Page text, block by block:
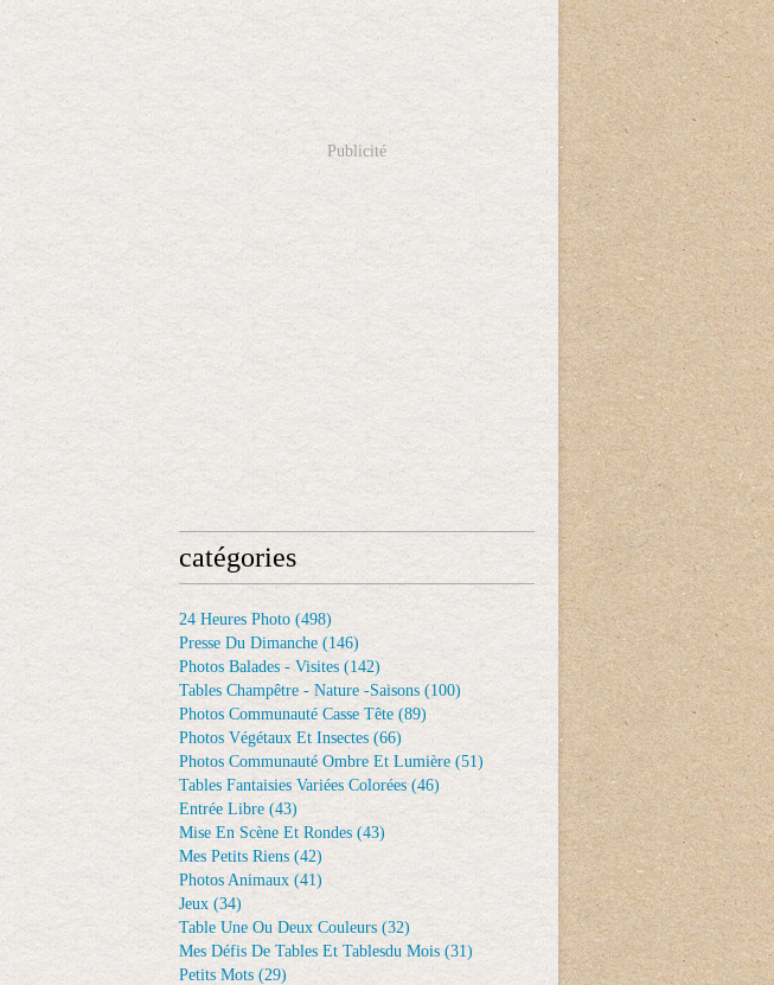
Publicité
catégories
24 Heures Photo (498)
Presse Du Dimanche (146)
Photos Balades - Visites (142)
Tables Champêtre - Nature -saisons (100)
Photos Communauté Casse Tête (89)
Photos Végétaux Et Insectes (66)
Photos Communauté Ombre Et Lumière (51)
Tables Fantaisies Variées Colorées (46)
Entrée Libre (43)
Mise En Scène Et Rondes (43)
Mes Petits Riens (42)
Photos Animaux (41)
Jeux (34)
Table Une Ou Deux Couleurs (32)
Mes Défis De Tables Et Tablesdu Mois (31)
Petits Mots (29)